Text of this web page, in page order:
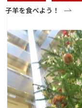
子羊を食べよう！